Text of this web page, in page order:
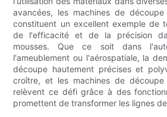
avancées, les machines de
constituent un excellent exemple de
de l'efficacité et de la précision
mousses. Que ce soit dans
l'ameublement ou l'aérospatiale, la
découpe hautement précises et
croître, et les machines de découpe
relèvent ce défi grâce à des
promettent de transformer les lignes